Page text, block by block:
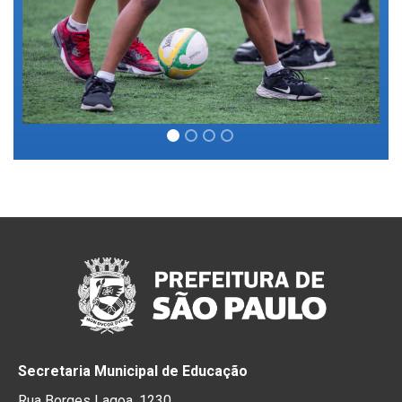
Secretaria Municipal de Educação